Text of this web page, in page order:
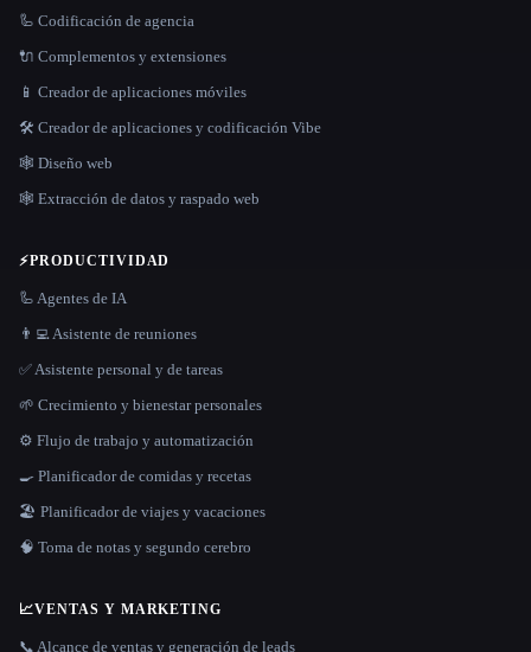
🦾 Codificación de agencia
🔌 Complementos y extensiones
📱 Creador de aplicaciones móviles
🛠️ Creador de aplicaciones y codificación Vibe
🕸 Diseño web
🕸️ Extracción de datos y raspado web
⚡PRODUCTIVIDAD
🦾 Agentes de IA
👨‍💻 Asistente de reuniones
✅ Asistente personal y de tareas
🌱 Crecimiento y bienestar personales
⚙️ Flujo de trabajo y automatización
🍳 Planificador de comidas y recetas
🏖 Planificador de viajes y vacaciones
🧠 Toma de notas y segundo cerebro
📈VENTAS Y MARKETING
📞 Alcance de ventas y generación de leads